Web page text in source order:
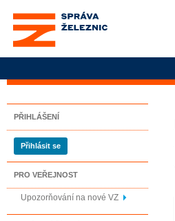
Správa železnic, státní
organizace
PŘIHLÁŠENÍ
Přihlásit se
PRO VEŘEJNOST
Upozorňování na nové VZ